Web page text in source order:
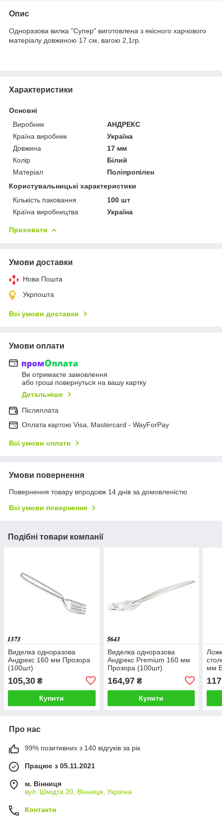
Опис
Одноразова вилка "Супер" виготовлена з якісного харчового
матеріалу довжиною 17 см, вагою 2,1гр.
Характеристики
Основні
Виробник
АНДРЕКС
Країна виробник
Україна
Довжина
17 мм
Колір
Білий
Матеріал
Поліпропілен
Користувальницькі характеристики
Кількість паковання
100 шт
Країна виробництва
Україна
Приховати
Умови доставки
Нова Пошта
Укрпошта
Всі умови доставки
Умови оплати
Ви отримаєте замовлення
або гроші повернуться на вашу картку
Детальніше
Післяплата
Оплата картою Visa, Mastercard - WayForPay
Всі умови оплати
Умови повернення
Повернення товару впродовж 14 днів за домовленістю
Всі умови повернення
Подібні товари компанії
Виделка одноразова
Андрекс 160 мм Прозора
(100шт)
105,30 ₴
Купити
Виделка одноразова
Андрекс Premium 160 мм
Прозора (100шт)
164,97₴
Купити
мм
117
Про нас
99% позитивних з 140 відгуків за рік
Працює з 05.11.2021
м. Вінниця
вул. Шмідта 20, Вінниця, Україна
Контакти